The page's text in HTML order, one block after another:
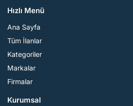
Hızlı Menü
Ana Sayfa
Tüm İlanlar
Kategoriler
Markalar
Firmalar
Kurumsal